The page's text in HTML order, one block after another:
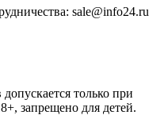
sale@info24.ru
только при
запрещено для детей.